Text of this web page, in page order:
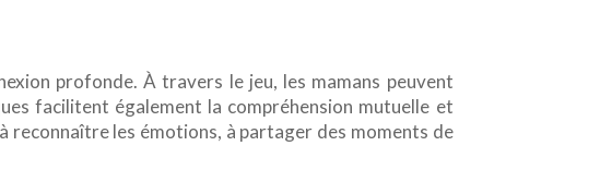
profonde. À travers le jeu, les mamans peuvent
facilitent également la compréhension mutuelle et
reconnaître les émotions, à partager des moments de